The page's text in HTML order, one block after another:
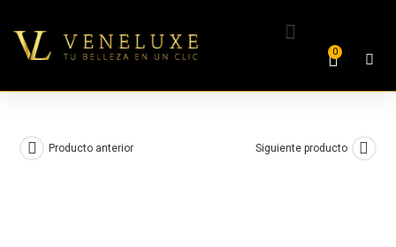
0
Producto anterior Siguiente producto